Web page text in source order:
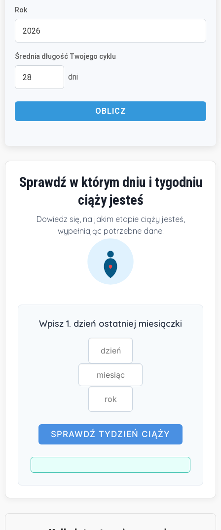
Rok
Średnia długość Twojego cyklu
dni
OBLICZ
Sprawdź w którym dniu i tygodniu
ciąży jesteś
Dowiedz się, na jakim etapie ciąży jesteś,
wypełniając potrzebne dane.
Wpisz 1. dzień ostatniej miesiączki
SPRAWDŹ TYDZIEŃ CIĄŻY